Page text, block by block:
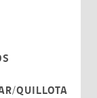
QUILLOTA